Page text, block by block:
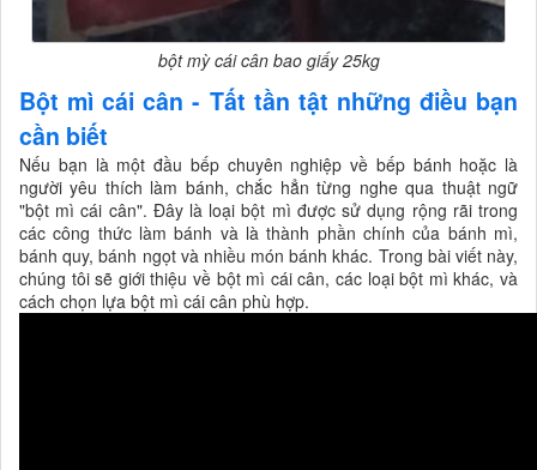
bột mỳ cái cân bao giấy 25kg
Bột mì cái cân - Tất tần tật những điều bạn
cần biết
Nếu bạn là một đầu bếp chuyên nghiệp về bếp bánh hoặc là
người yêu thích làm bánh, chắc hẳn từng nghe qua thuật ngữ
"bột mì cái cân". Đây là loại bột mì được sử dụng rộng rãi trong
các công thức làm bánh và là thành phần chính của bánh mì,
bánh quy, bánh ngọt và nhiều món bánh khác. Trong bài viết này,
chúng tôi sẽ giới thiệu về bột mì cái cân, các loại bột mì khác, và
cách chọn lựa bột mì cái cân phù hợp.